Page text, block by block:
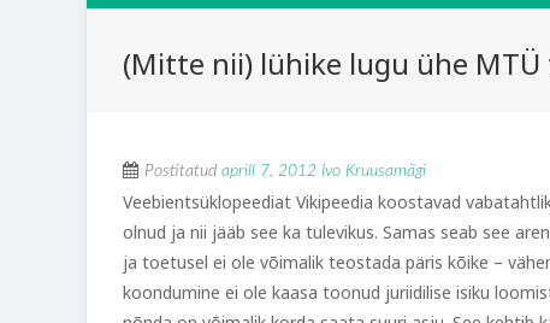
(Mitte nii) lühike lugu ühe MTÜ
Postitatud aprill 7, 2012 Ivo Kruusamägi
Veebientsüklopeediat Vikipeedia koostavad
olnud ja nii jääb see ka tulevikus. Samas seab see
ja toetusel ei ole võimalik teostada päris kõike –
koondumine ei ole kaasa toonud juriidilise isiku